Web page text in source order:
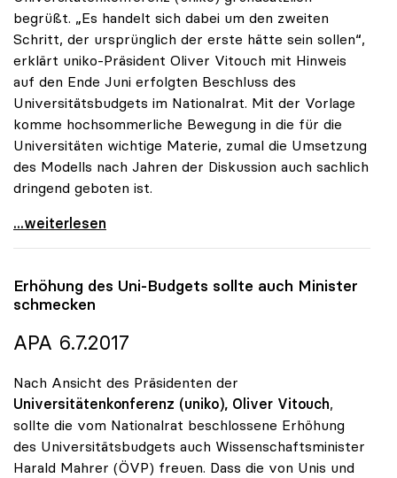
begrüßt. „Es handelt sich dabei um den zweiten
Schritt, der ursprünglich der erste hätte sein sollen“,
erklärt uniko-Präsident Oliver Vitouch mit Hinweis
auf den Ende Juni erfolgten Beschluss des
Universitätsbudgets im Nationalrat. Mit der Vorlage
komme hochsommerliche Bewegung in die für die
Universitäten wichtige Materie, zumal die Umsetzung
des Modells nach Jahren der Diskussion auch sachlich
dringend geboten ist.
uniko zu Studienplatzfinanzierung: „Erster Schritt
...weiterlesen
Erhöhung des Uni-Budgets sollte auch Minister
schmecken
APA 6.7.2017
Nach Ansicht des Präsidenten der
Universitätenkonferenz (uniko), Oliver Vitouch,
sollte die vom Nationalrat beschlossene Erhöhung
des Universitätsbudgets auch Wissenschaftsminister
Harald Mahrer (ÖVP) freuen. Dass die von Unis und